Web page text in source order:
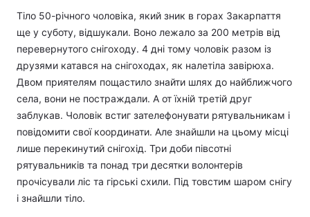
Тіло 50-річного чоловіка, який зник в горах Закарпаття
ще у суботу, відшукали. Воно лежало за 200 метрів від
перевернутого снігоходу. 4 дні тому чоловік разом із
друзями катався на снігоходах, як налетіла завірюха.
Двом приятелям пощастило знайти шлях до найближчого
села, вони не постраждали. А от їхній третій друг
заблукав. Чоловік встиг зателефонувати рятувальникам і
повідомити свої координати. Але знайшли на цьому місці
лише перекинутий снігохід. Три доби півсотні
рятувальників та понад три десятки волонтерів
прочісували ліс та гірські схили. Під товстим шаром снігу
і знайшли тіло.